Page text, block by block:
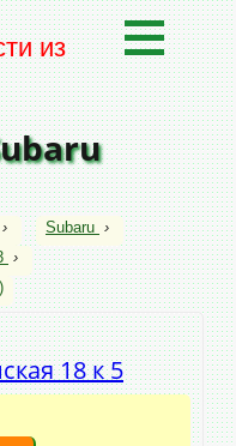
из
› Subaru ›
›
18 к 5